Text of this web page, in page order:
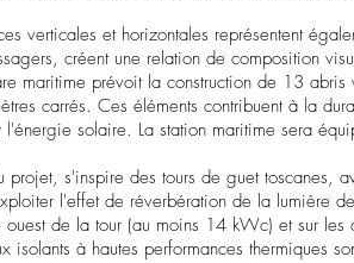
verticales et horizontales représentent
créent une relation de composition
maritime prévoit la construction de 13
carrés. Ces éléments contribuent à la
l'énergie solaire. La station maritime sera
projet, s'inspire des tours de guet toscanes,
l'effet de réverbération de la lumière
de la tour (au moins 14 kWc) et sur
isolants à hautes performances thermiques